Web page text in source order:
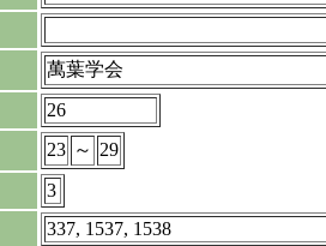
萬葉学会
26
23 ～ 29
3
337, 1537, 1538